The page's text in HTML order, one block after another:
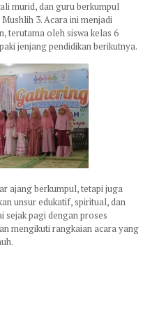
murid, dan guru berkumpul
3. Acara ini menjadi
terutama oleh siswa kelas 6
jenjang pendidikan berikutnya.
ajang berkumpul, tetapi juga
unsur edukatif, spiritual, dan
sejak pagi dengan proses
mengikuti rangkaian acara yang